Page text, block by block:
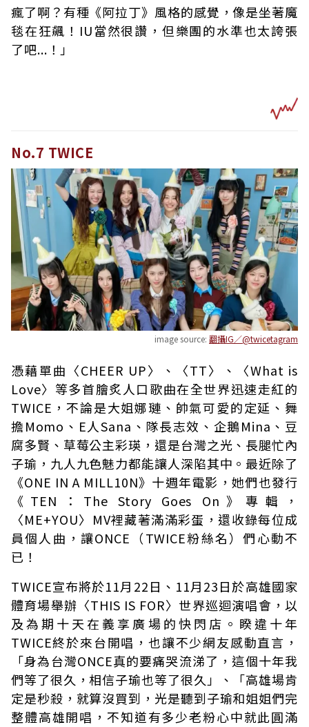
瘋了啊？有種《阿拉丁》風格的感覺，像是坐著魔
毯在狂飆！IU當然很讚，但樂團的水準也太誇張
了吧...！」
No.7 TWICE
image source: 翻攝IG／@twicetagram
憑藉單曲〈CHEER UP〉、〈TT〉、〈What is
Love〉等多首膾炙人口歌曲在全世界迅速走紅的
TWICE，不論是大姐娜璉、帥氣可愛的定延、舞
擔Momo、E人Sana、隊長志效、企鵝Mina、豆
腐多賢、草莓公主彩瑛，還是台灣之光、長腿忙內
子瑜，九人九色魅力都能讓人深陷其中。最近除了
《ONE IN A MILL10N》十週年電影，她們也發行
《TEN：The Story Goes On》專輯，
〈ME+YOU〉MV裡藏著滿滿彩蛋，還收錄每位成
員個人曲，讓ONCE（TWICE粉絲名）們心動不
已！
TWICE宣布將於11月22日、11月23日於高雄國家
體育場舉辦〈THIS IS FOR〉世界巡迴演唱會，以
及為期十天在義享廣場的快閃店。睽違十年
TWICE終於來台開唱，也讓不少網友感動直言，
「身為台灣ONCE真的要痛哭流涕了，這個十年我
們等了很久，相信子瑜也等了很久」、「高雄場肯
定是秒殺，就算沒買到，光是聽到子瑜和姐姐們完
整體高雄開唱，不知道有多少老粉心中就此圓滿